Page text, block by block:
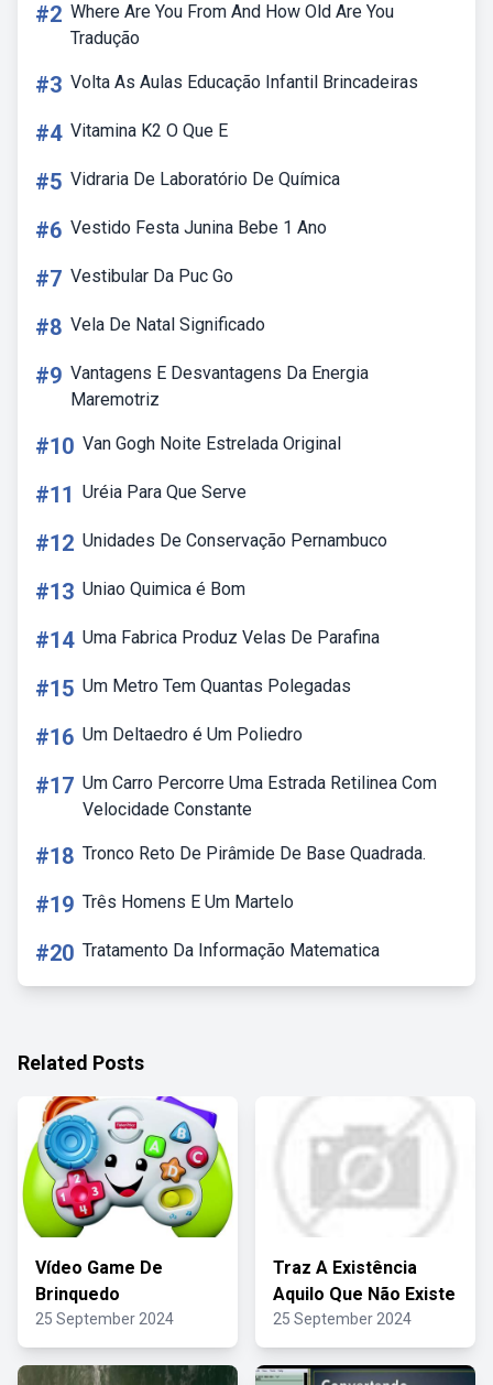
#2 Where Are You From And How Old Are You
Tradução
#3 Volta As Aulas Educação Infantil Brincadeiras
#4 Vitamina K2 O Que E
#5 Vidraria De Laboratório De Química
#6 Vestido Festa Junina Bebe 1 Ano
#7 Vestibular Da Puc Go
#8 Vela De Natal Significado
#9 Vantagens E Desvantagens Da Energia
Maremotriz
#10 Van Gogh Noite Estrelada Original
#11 Uréia Para Que Serve
#12 Unidades De Conservação Pernambuco
#13 Uniao Quimica é Bom
#14 Uma Fabrica Produz Velas De Parafina
#15 Um Metro Tem Quantas Polegadas
#16 Um Deltaedro é Um Poliedro
#17 Um Carro Percorre Uma Estrada Retilinea Com
Velocidade Constante
#18 Tronco Reto De Pirâmide De Base Quadrada.
#19 Três Homens E Um Martelo
#20 Tratamento Da Informação Matematica
Related Posts
Vídeo Game De
Brinquedo
25 September 2024
Traz A Existência
Aquilo Que Não Existe
25 September 2024